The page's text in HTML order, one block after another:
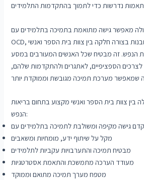
מאפשר גישה מתואמת בתמיכה בתלמידים עם
OCD, שכן ניתן לשתף מידע ותובנות בצורה חלקה בין צוות בית הספר ואנשי
הנפש. זה מבטיח שכל האנשים המעורבים במסע
לצרכים הספציפיים, לאתגרים ולהתקדמות שלהם,
בין צוות בית הספר ואנשי מקצוע בתחום בריאות
הנפש:
מקל על שיתוף ידע, מומחיות ומשאבים
מבטיח תמיכה והתערבויות עקביות לתלמידים
מעודד הערכה מתמשכת והתאמת אסטרטגיות
מטפח מערך תמיכה מתואם וממוקד